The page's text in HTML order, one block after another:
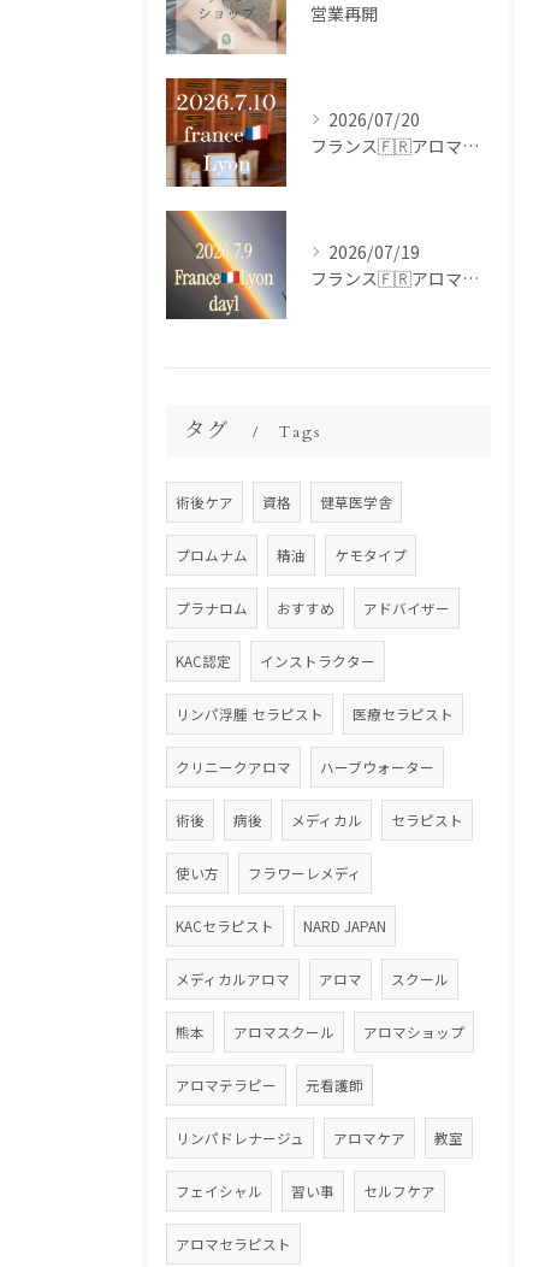
営業再開
2026/07/20
フランス🇫🇷アロマ研修ツアー𝗱𝗮𝘆𝟮
2026/07/19
フランス🇫🇷アロマ研修ツアー𝗱𝗮𝘆𝟭
タグ Tags
術後ケア 資格 健草医学舎
プロムナム 精油 ケモタイプ
プラナロム おすすめ アドバイザー
KAC認定 インストラクター
リンパ浮腫 セラピスト 医療セラピスト
クリニークアロマ ハーブウォーター
術後 病後 メディカル セラピスト
使い方 フラワーレメディ
KACセラピスト NARD JAPAN
メディカルアロマ アロマ スクール
熊本 アロマスクール アロマショップ
アロマテラピー 元看護師
リンパドレナージュ アロマケア 教室
フェイシャル 習い事 セルフケア
アロマセラピスト